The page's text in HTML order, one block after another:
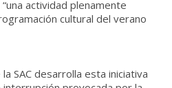
actividad plenamente
cultural del verano
SAC desarrolla esta iniciativa